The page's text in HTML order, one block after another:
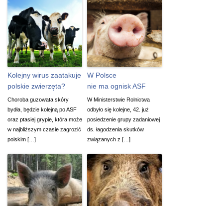
Kolejny wirus zaatakuje
polskie zwierzęta?
Choroba guzowata skóry
bydła, będzie kolejną po ASF
oraz ptasiej grypie, która może
w najbliższym czasie zagrozić
polskim […]
W Polsce
nie ma ognisk ASF
W Ministerstwie Rolnictwa
odbyło się kolejne, 42. już
posiedzenie grupy zadaniowej
ds. łagodzenia skutków
związanych z […]